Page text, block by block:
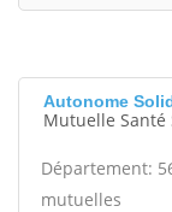
Autonome
Mutuelle Santé
Département:
mutuelles